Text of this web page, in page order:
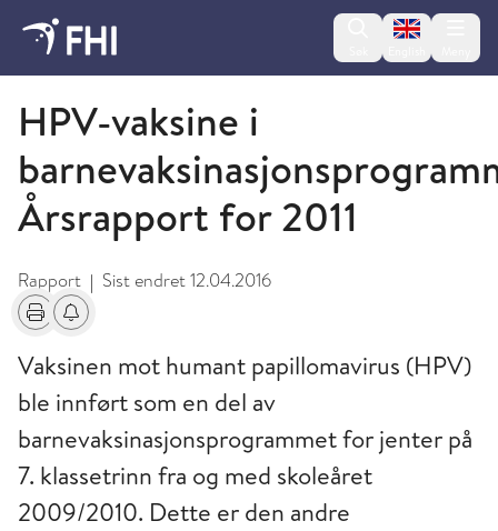
Change
2012 - publikasjoner fra FHI
HPV-vaksine i
Årsrapport for 2011
Rapport | Sist endret12.04.2016
Skriv utFå varsel om endringer
Vaksinen mot humant papillomavirus (HPV)
ble innført som en del av
barnevaksinasjonsprogrammet for jenter på
7. klassetrinn fra og med skoleåret
2009/2010. Dette er den andre